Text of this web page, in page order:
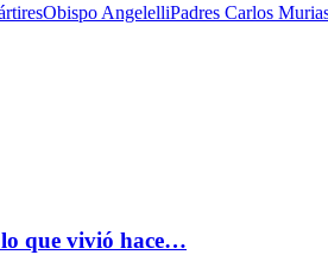
Obispo AngelelliPadres Carlos
lo que vivió hace…